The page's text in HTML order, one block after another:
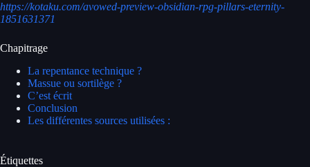
https://kotaku.com/avowed-preview-obsidian-rpg-pillars-eternity-
1851631371
Chapitrage
La repentance technique ?
Massue ou sortilège ?
C’est écrit
Conclusion
Les différentes sources utilisées :
Étiquettes